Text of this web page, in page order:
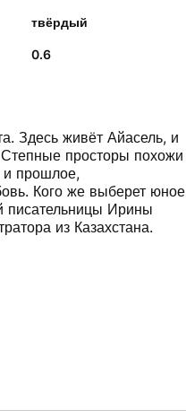
твёрдый
0.6
Здесь живёт Айасель, и
просторы похожи
и прошлое,
Кого же выберет юное
писательницы Ирины
из Казахстана.